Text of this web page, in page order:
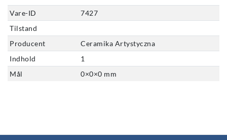
Vare-ID
7427
Tilstand
Producent
Ceramika Artystyczna
Indhold
1
Mål
0×0×0 mm